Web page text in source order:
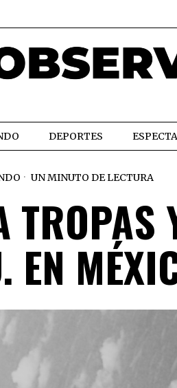
DEPORTES
UN MINUTO DE LECTURA
TROPAS
EN